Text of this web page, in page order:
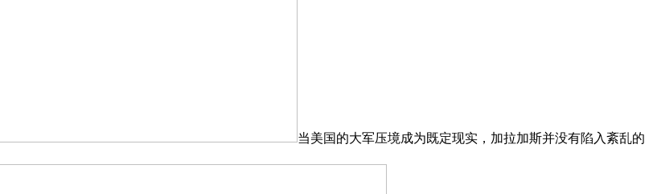
当美国的大军压境成为既定现实，加拉加斯并没有陷入紊乱的